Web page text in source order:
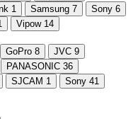
1 Samsung 7 Sony 6
Vipow 14
GoPro 8 JVC 9
PANASONIC 36
SJCAM 1 Sony 41